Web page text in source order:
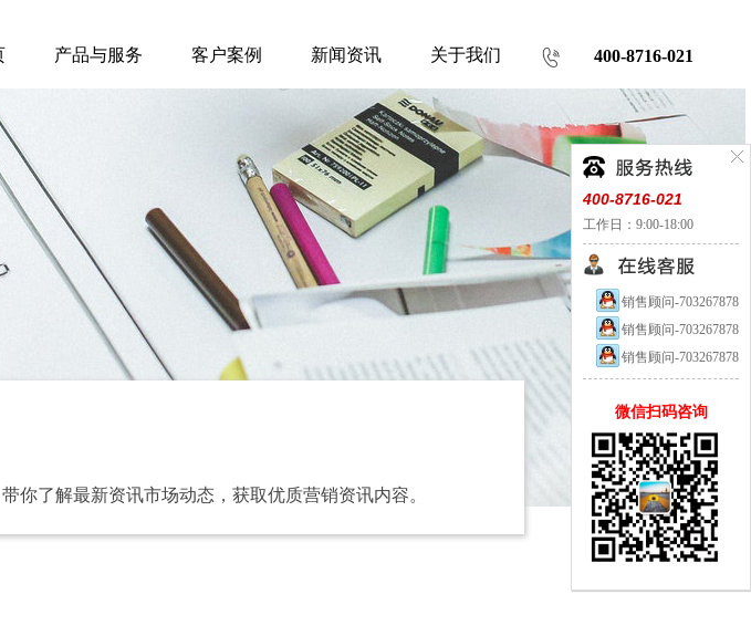
产品与服务 客户案例 新闻资讯 关于我们 400-8716-021
你了解最新资讯市场动态，获取优质营销资讯内容。
400-8716-021
工作日：9:00-18:00
销售顾问-703267878
销售顾问-703267878
销售顾问-703267878
微信扫码咨询